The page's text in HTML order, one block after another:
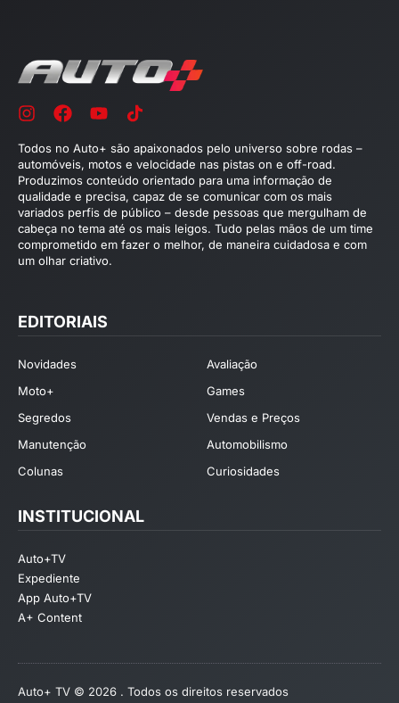
Todos no Auto+ são apaixonados pelo universo sobre rodas –
automóveis, motos e velocidade nas pistas on e off-road.
Produzimos conteúdo orientado para uma informação de
qualidade e precisa, capaz de se comunicar com os mais
variados perfis de público – desde pessoas que mergulham de
cabeça no tema até os mais leigos. Tudo pelas mãos de um time
comprometido em fazer o melhor, de maneira cuidadosa e com
um olhar criativo.
EDITORIAIS
Novidades
Avaliação
Moto+
Games
Segredos
Vendas e Preços
Manutenção
Automobilismo
Colunas
Curiosidades
INSTITUCIONAL
Auto+TV
Expediente
App Auto+TV
A+ Content
Auto+ TV © 2026 . Todos os direitos reservados